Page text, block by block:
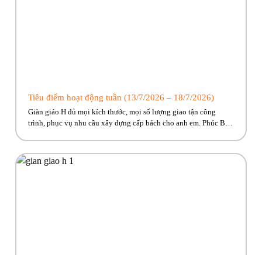
Tiêu điểm hoạt động tuần (13/7/2026 – 18/7/2026)
Giàn giáo H đủ mọi kích thước, mọi số lượng giao tận công
trình, phục vụ nhu cầu xây dựng cấp bách cho anh em. Phúc Bền
những hoạt […]